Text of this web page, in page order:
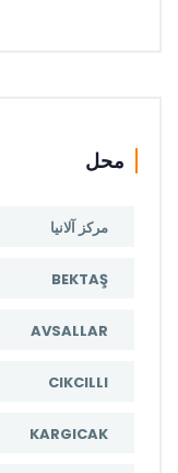
محل
مرکز آلانیا
BEKTAŞ
AVSALLAR
CIKCILLI
KARGICAK